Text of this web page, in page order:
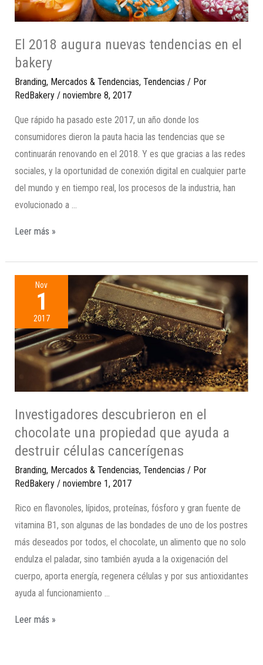
El 2018 augura nuevas tendencias en el
bakery
Branding, Mercados & Tendencias, Tendencias / Por
RedBakery / noviembre 8, 2017
Que rápido ha pasado este 2017, un año donde los
consumidores dieron la pauta hacia las tendencias que se
continuarán renovando en el 2018. Y es que gracias a las redes
sociales, y la oportunidad de conexión digital en cualquier parte
del mundo y en tiempo real, los procesos de la industria, han
evolucionado a …
Leer más »
Nov
1
2017
Investigadores descubrieron en el
chocolate una propiedad que ayuda a
destruir células cancerígenas
Branding, Mercados & Tendencias, Tendencias / Por
RedBakery / noviembre 1, 2017
Rico en flavonoles, lípidos, proteínas, fósforo y gran fuente de
vitamina B1, son algunas de las bondades de uno de los postres
más deseados por todos, el chocolate, un alimento que no solo
endulza el paladar, sino también ayuda a la oxigenación del
cuerpo, aporta energía, regenera células y por sus antioxidantes
ayuda al funcionamiento …
Leer más »